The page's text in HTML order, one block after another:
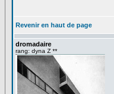
Revenir en haut de page
dromadaire
rang: dyna Z **